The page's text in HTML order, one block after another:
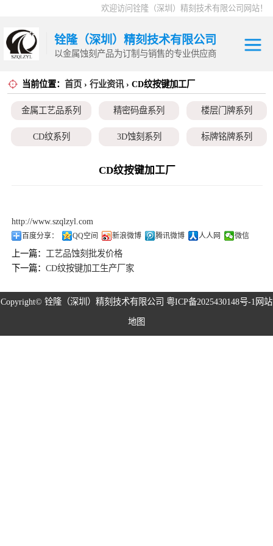
欢迎访问铨隆（深圳）精刻技术有限公司网站！
铨隆（深圳）精刻技术有限公司
以金属蚀刻产品为订制与销售的专业供应商
当前位置： 首页 › 行业资讯› CD纹按键加工厂
金属工艺品系列 精密码盘系列 楼层门牌系列
CD纹系列 3D蚀刻系列 标牌铭牌系列
磁性治具钢片系列
CD纹按键加工厂
http://www.szqlzyl.com
百度分享： QQ空间 新浪微博 腾讯微博 人人网 微信
上一篇： 工艺品蚀刻批发价格
下一篇：CD纹按键加工生产厂家
Copyright© 铨隆（深圳）精刻技术有限公司 粤ICP备2025430148号-1 网站
地图
金属工艺品系列
精密码盘系列
标牌铭牌系列
超薄垫片系列
磁性治具钢片系